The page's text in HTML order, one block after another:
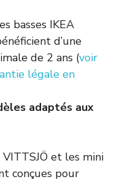
basses IKEA
d’une
de 2 ans (voir
légale en
adaptés aux
et les mini
conçues pour